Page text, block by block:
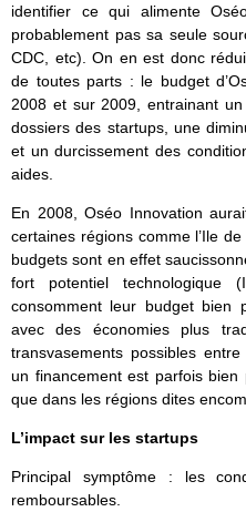
identifier ce qui alimente
probablement pas sa seule
CDC, etc). On en est donc
de toutes parts : le budget
2008 et sur 2009, entrainant
dossiers des startups, une
et un durcissement des
aides.
En 2008, Oséo Innovation
certaines régions comme l’Ile
budgets sont en effet
fort potentiel technologique
consomment leur budget bien
avec des économies plus
transvasements possibles
un financement est parfois
que dans les régions dites
L’impact sur les startups
Principal symptôme : les
remboursables.